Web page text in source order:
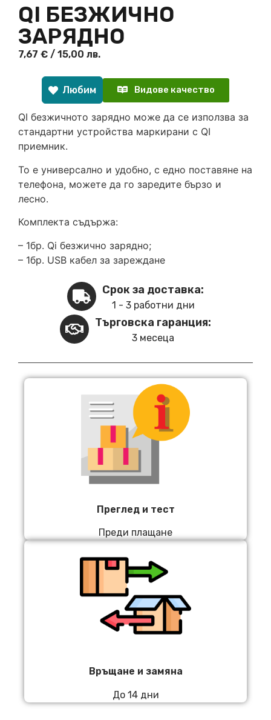
QI БЕЗЖИЧНО
ЗАРЯДНО
7,67 € / 15,00 лв.
Любим Видове качество
QI безжичното зарядно може да се използва за
стандартни устройства маркирани с QI
приемник.
То е универсално и удобно, с едно поставяне на
телефона, можете да го заредите бързо и
лесно.
Комплекта съдържа:
– 1бр. Qi безжично зарядно;
– 1бр. USB кабел за зареждане
Срок за доставка:
1 - 3 работни дни
Търговска гаранция:
3 месеца
Преглед и тест
Преди плащане
Връщане и замяна
До 14 дни